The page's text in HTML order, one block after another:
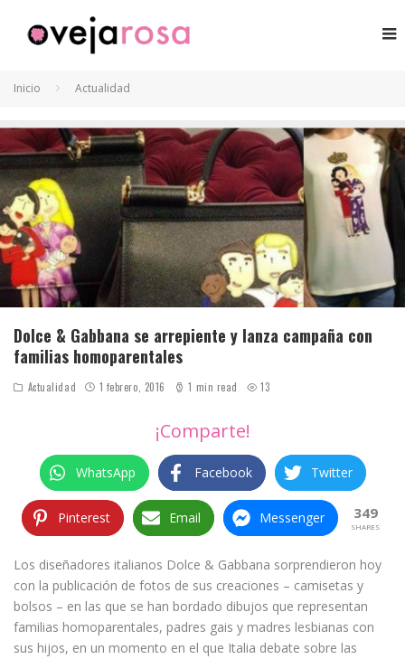
Inicio Actualidad
Dolce & Gabbana se arrepiente y lanza campaña con
familias homoparentales
Actualidad 1 febrero, 2016 1 min read 13
¡Comparte!
WhatsApp Facebook Twitter
Pinterest Email Messenger 349
SHARES
Los diseñadores italianos Dolce & Gabbana sorprendieron hoy
con la publicación de fotos de sus creaciones – camisetas y
bolsos – en las que se han bordado dibujos que representan
familias homoparentales, padres gais y madres lesbianas con
sus hijos, en un momento en el que Italia debate sobre las